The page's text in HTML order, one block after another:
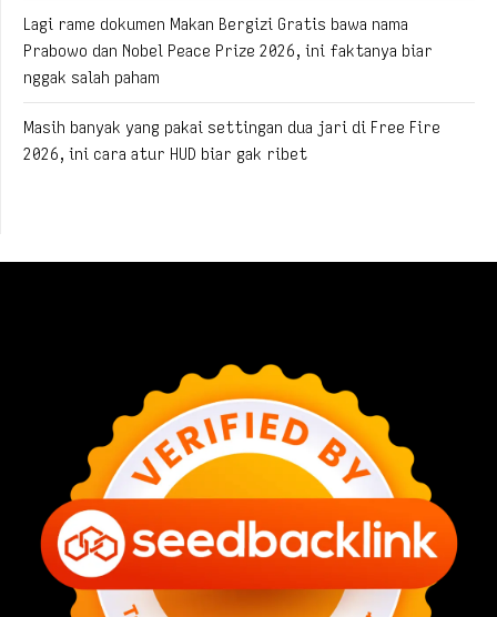
Lagi rame dokumen Makan Bergizi Gratis bawa nama
Prabowo dan Nobel Peace Prize 2026, ini faktanya biar
nggak salah paham
Masih banyak yang pakai settingan dua jari di Free Fire
2026, ini cara atur HUD biar gak ribet